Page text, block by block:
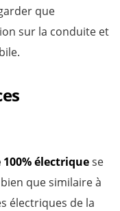
que
sur la conduite et
électriquese
que similaire à
électriques de la